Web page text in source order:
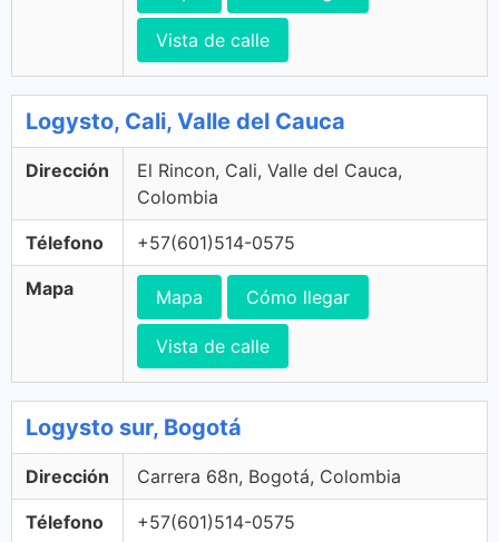
Vista de calle
Logysto, Cali, Valle del Cauca
Dirección
El Rincon, Cali, Valle del Cauca,
Colombia
Télefono +57(601)514-0575
Mapa Mapa Cómo llegar
Vista de calle
Logysto sur, Bogotá
Dirección Carrera 68n, Bogotá, Colombia
Télefono +57(601)514-0575